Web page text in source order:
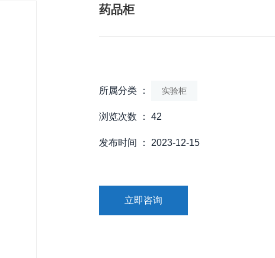
药品柜
所属分类 ： 实验柜
浏览次数 ： 42
发布时间 ： 2023-12-15
立即咨询